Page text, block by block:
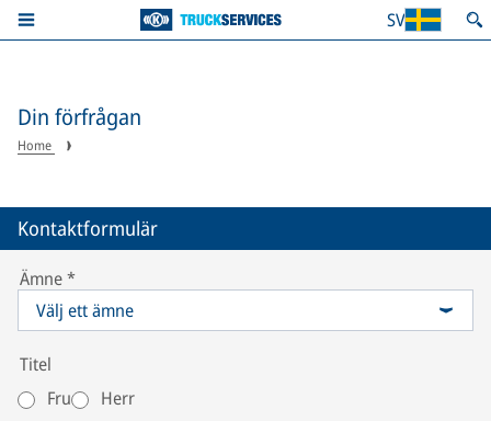
SV
Din förfrågan
Home
Kontaktformulär
Ämne*
Välj ett ämne
Titel
Fru
Herr